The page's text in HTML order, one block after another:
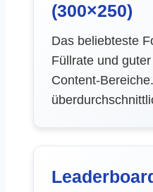
(300×250)
Das beliebteste
Füllrate und
Content-